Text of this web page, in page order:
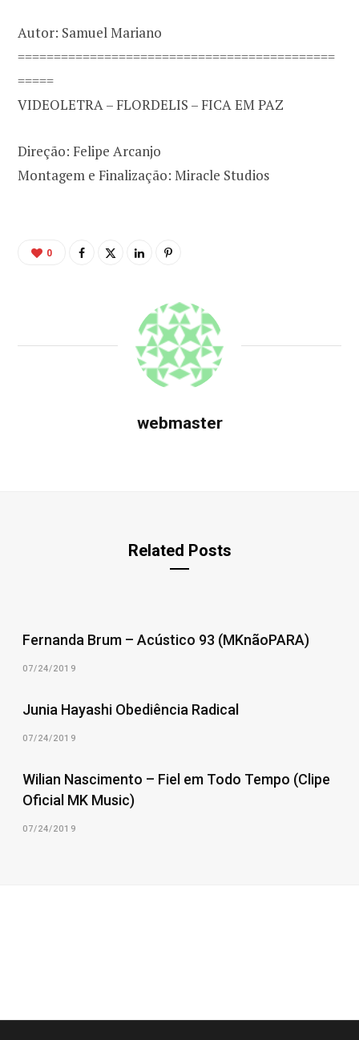
Autor: Samuel Mariano
============================================
=====
VIDEOLETRA – FLORDELIS – FICA EM PAZ
Direção: Felipe Arcanjo
Montagem e Finalização: Miracle Studios
0
webmaster
Related Posts
Fernanda Brum – Acústico 93 (MKnãoPARA)
07/24/2019
Junia Hayashi Obediência Radical
07/24/2019
Wilian Nascimento – Fiel em Todo Tempo (Clipe
Oficial MK Music)
07/24/2019